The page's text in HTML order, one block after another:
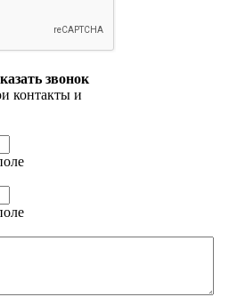
звонок
контакты и